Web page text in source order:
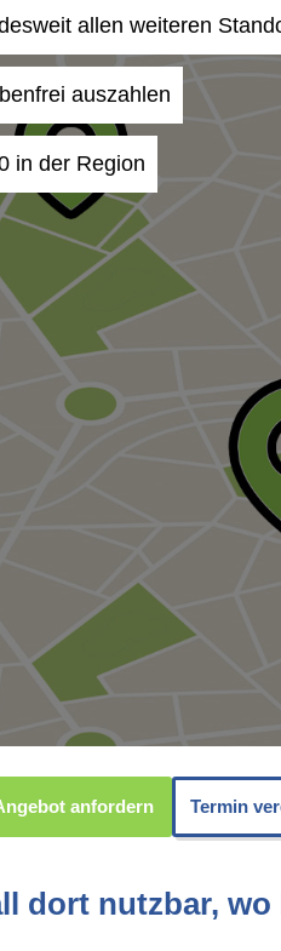
allen weiteren
auszahlen
in der Region
anfordern Termin
dort nutzbar,